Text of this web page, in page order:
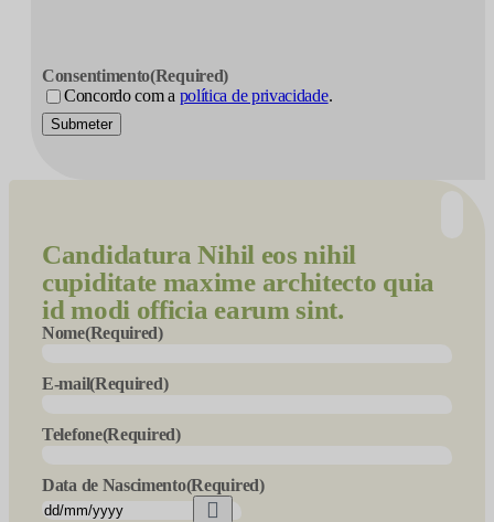
Consentimento(Required)
Concordo com a política de privacidade.
Submeter
CandidaturaNihil eos nihil
cupiditate maxime architecto quia
id modi officia earum sint.
Nome(Required)
E-mail(Required)
Telefone(Required)
Data de Nascimento(Required)